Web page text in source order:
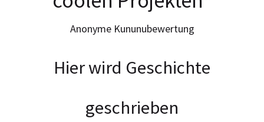
Anonyme Kununubewertung
Hier wird Geschichte
geschrieben